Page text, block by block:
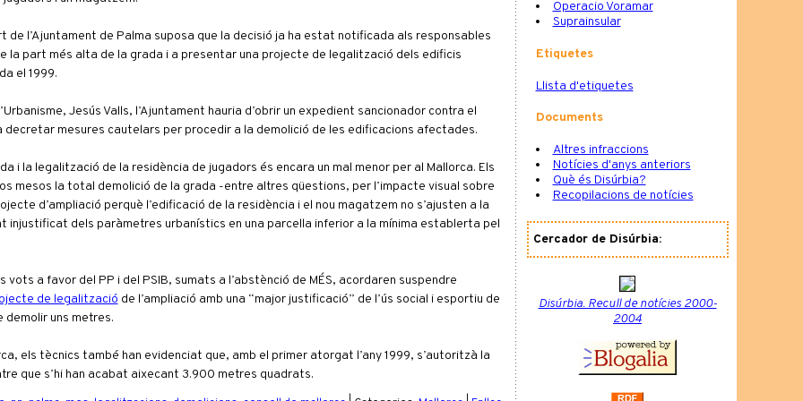
de l’Ajuntament de Palma suposa que la decisió ja ha estat notificada als responsables
la part més alta de la grada i a presentar una projecte de legalització dels edificis
el 1999.
Jesús Valls, l’Ajuntament hauria d’obrir un expedient sancionador contra el
decretar mesures cautelars per procedir a la demolició de les edificacions afectades.
i la legalització de la residència de jugadors és encara un mal menor per al Mallorca. Els
mesos la total demolició de la grada -entre altres qüestions, per l’impacte visual sobre
d’ampliació perquè l’edificació de la residència i el nou magatzem no s’ajusten a la
dels paràmetres urbanístics en una parcel·la inferior a la mínima establerta pel
vots a favor del PP i del PSIB, sumats a l’abstènció de MÉS, acordaren suspendre
de legalització de l’ampliació amb una “major justificació” de l’ús social i esportiu de
demolir uns metres.
els tècnics també han evidenciat que, amb el primer atorgat l’any 1999, s’autoritzà la
que s’hi han acabat aixecant 3.900 metres quadrats.
Operacio Voramar
Suprainsular
Etiquetes
Llista d'etiquetes
Documents
Altres infraccions
Notícies d'anys anteriors
Què és Disúrbia?
Recopilacions de notícies
Cercador de Disúrbia:
Disúrbia. Recull de notícies 2000-
2004